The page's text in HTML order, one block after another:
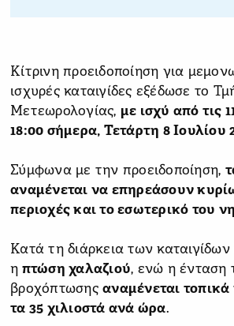
Κίτρινη προειδοποίηση για
ισχυρές καταιγίδες εξέδωσε το
Μετεωρολογίας, με ισχύ από τις
18:00 σήμερα, Τετάρτη 8 Ιουλίου
Σύμφωνα με την προειδοποίηση,
αναμένεται να επηρεάσουν
περιοχές και το εσωτερικό του
Κατά τη διάρκεια των καταιγίδων
η πτώση χαλαζιού, ενώ η ένταση
βροχόπτωσης αναμένεται τοπικά
τα 35 χιλιοστά ανά ώρα.